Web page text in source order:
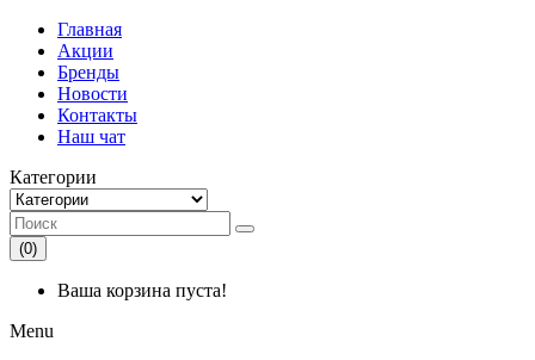
Главная
Акции
Бренды
Новости
Контакты
Наш чат
Категории
(0)
Ваша корзина пуста!
Menu